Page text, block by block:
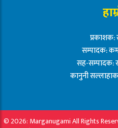
प्रकाशक:
सम्पादक:
सह-सम्पादक:
कानुनी
© 2026: Marganugami All Rights